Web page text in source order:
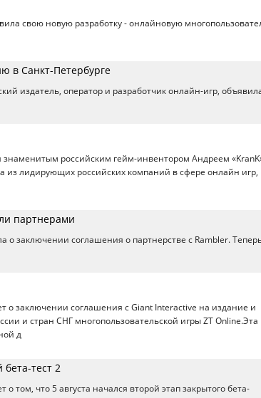
свою новую разработку - онлайновую
в Санкт-Петербурге
издатель, оператор и разработчик онлайн-игр,
знаменитым российским гейм-инвентором Андреем
из лидирующих российских компаний в сфере онлайн игр,
партнерами
о заключении соглашения о партнерстве с Rambler.
о заключении соглашения с Giant Interactive на издание и
и стран СНГ многопользовательской игры ZT Online.Эта
д
тест 2
о том, что 5 августа начался второй этап закрытого бета-